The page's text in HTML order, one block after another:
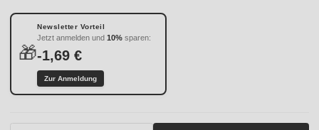
🎁
Newsletter Vorteil
Jetzt anmelden und 10% sparen:
-1,69 €
Zur Anmeldung